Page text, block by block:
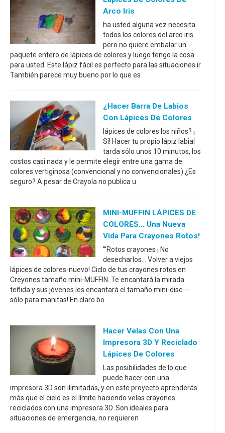
Arco Iris
ha usted alguna vez necesita
todos los colores del arco iris
pero no quiere embalar un
paquete entero de lápices de colores y luego tengo la cosa
para usted. Este lápiz fácil es perfecto para las situaciones ir.
También parece muy bueno por lo que es
¿Hacer Barra De Labios
Con Lápices De Colores
lápices de colores los niños? ¡
Sí! Hacer tu propio lápiz labial
tarda sólo unos 10 minutos, los
costos casi nada y le permite elegir entre una gama de
colores vertiginosa (convencional y no convencionales).¿Es
seguro? A pesar de Crayola no publica u
MINI-MUFFIN LÁPICES DE
COLORES... Una Nueva
Vida Para Crayones Rotos!
'''Rotos crayones ¡ No
desecharlos... Volver a viejos
lápices de colores-nuevo! Ciclo de tus crayones rotos en
Creyones tamaño mini-MUFFIN. Te encantará la mirada
teñida y sus jóvenes les encantará el tamaño mini-disc---
sólo para manitas!'En claro bo
Hacer Velas Con Una
Impresora 3D Y Reciclado
Lápices De Colores
Las posibilidades de lo que
puede hacer con una
impresora 3D son ilimitadas, y en este proyecto aprenderás
más que el cielo es el límite haciendo velas crayones
reciclados con una impresora 3D. Son ideales para
situaciones de emergencia, no requieren